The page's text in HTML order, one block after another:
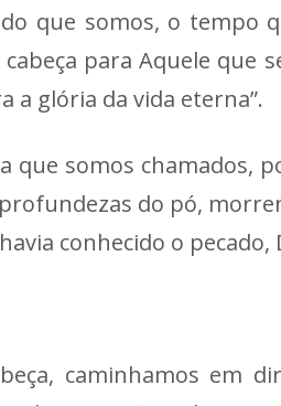
que somos, o tempo
para Aquele que
a glória da vida eterna”.
que somos chamados,
do pó,
conhecido o pecado,
caminhamos em